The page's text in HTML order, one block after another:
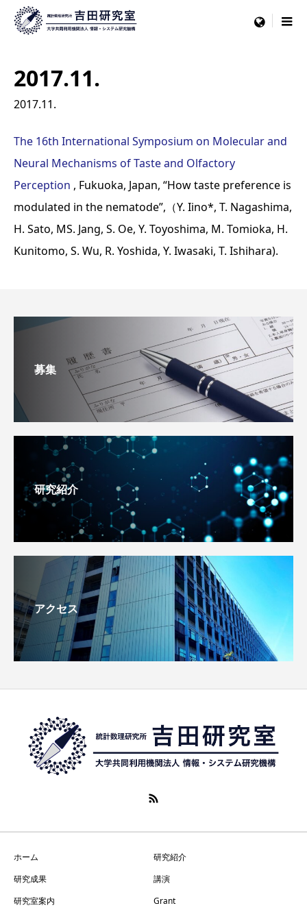
menu
2017.11.
2017.11.
The 16th International Symposium on Molecular and
Neural Mechanisms of Taste and Olfactory
Perception , Fukuoka, Japan, “How taste preference is
modulated in the nematode”,（Y. Iino*, T. Nagashima,
H. Sato, MS. Jang, S. Oe, Y. Toyoshima, M. Tomioka, H.
Kunitomo, S. Wu, R. Yoshida, Y. Iwasaki, T. Ishihara).
募集
研究紹介
アクセス
ホーム
研究紹介
研究成果
講演
研究室案内
Grant